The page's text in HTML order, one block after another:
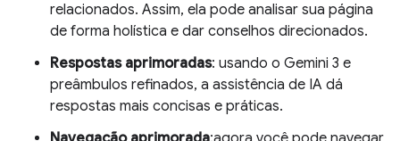
relacionados. Assim, ela pode analisar sua página
de forma holística e dar conselhos direcionados.
Respostas aprimoradas: usando o Gemini 3 e
preâmbulos refinados, a assistência de IA dá
respostas mais concisas e práticas.